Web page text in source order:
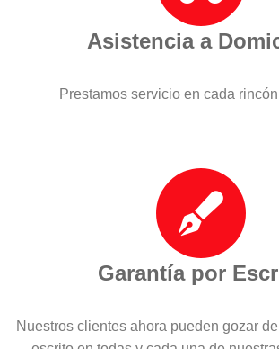
Asistencia a
Prestamos servicio en cada
Garantía por
Nuestros clientes ahora pueden gozar